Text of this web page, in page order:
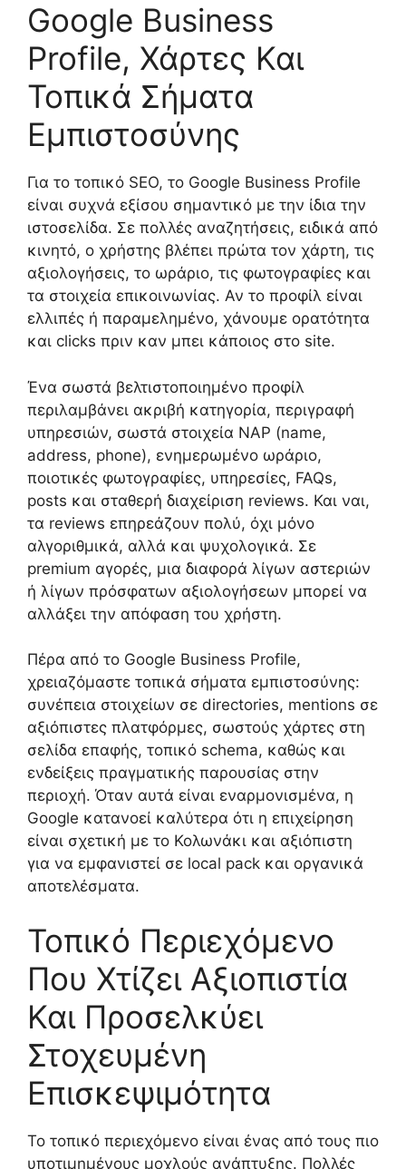
Google Business
Profile, Χάρτες Και
Τοπικά Σήματα
Εμπιστοσύνης
Για το τοπικό SEO, το Google Business Profile
είναι συχνά εξίσου σημαντικό με την ίδια την
ιστοσελίδα. Σε πολλές αναζητήσεις, ειδικά από
κινητό, ο χρήστης βλέπει πρώτα τον χάρτη, τις
αξιολογήσεις, το ωράριο, τις φωτογραφίες και
τα στοιχεία επικοινωνίας. Αν το προφίλ είναι
ελλιπές ή παραμελημένο, χάνουμε ορατότητα
και clicks πριν καν μπει κάποιος στο site.
Ένα σωστά βελτιστοποιημένο προφίλ
περιλαμβάνει ακριβή κατηγορία, περιγραφή
υπηρεσιών, σωστά στοιχεία NAP (name,
address, phone), ενημερωμένο ωράριο,
ποιοτικές φωτογραφίες, υπηρεσίες, FAQs,
posts και σταθερή διαχείριση reviews. Και ναι,
τα reviews επηρεάζουν πολύ, όχι μόνο
αλγοριθμικά, αλλά και ψυχολογικά. Σε
premium αγορές, μια διαφορά λίγων αστεριών
ή λίγων πρόσφατων αξιολογήσεων μπορεί να
αλλάξει την απόφαση του χρήστη.
Πέρα από το Google Business Profile,
χρειαζόμαστε τοπικά σήματα εμπιστοσύνης:
συνέπεια στοιχείων σε directories, mentions σε
αξιόπιστες πλατφόρμες, σωστούς χάρτες στη
σελίδα επαφής, τοπικό schema, καθώς και
ενδείξεις πραγματικής παρουσίας στην
περιοχή. Όταν αυτά είναι εναρμονισμένα, η
Google κατανοεί καλύτερα ότι η επιχείρηση
είναι σχετική με το Κολωνάκι και αξιόπιστη
για να εμφανιστεί σε local pack και οργανικά
αποτελέσματα.
Τοπικό Περιεχόμενο
Που Χτίζει Αξιοπιστία
Και Προσελκύει
Στοχευμένη
Επισκεψιμότητα
Το τοπικό περιεχόμενο είναι ένας από τους πιο
υποτιμημένους μοχλούς ανάπτυξης. Πολλές